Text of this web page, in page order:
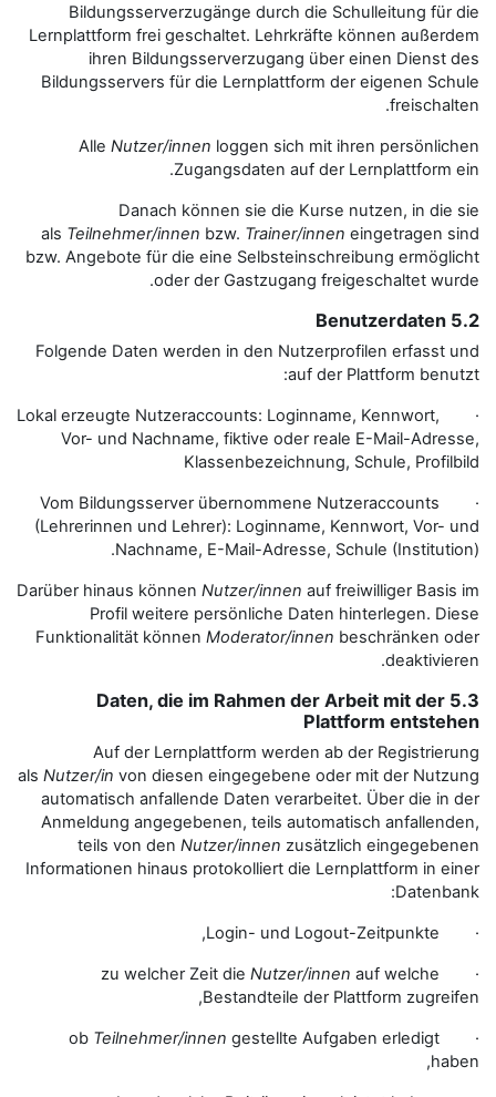
Bildungsserverzugänge
Lernplattform frei geschaltet.
ihren
Bildungsservers für die
AlleNutzer/innenloggen
Zugangsdaten
Danach können sie
alsTeilnehmer/innenbzw.
bzw. Angebote für die eine
oder der
Folgende Daten werden in den
· Lokal erzeugte Nutzeraccounts:
Vor- und Nachname, fiktive
· Vom Bildungsserver
(Lehrerinnen und Lehrer):
Nachname, E-Mail-
Darüber hinaus könnenNutzer/
Profil weitere
Funktionalität können
5.3 Daten, die im
Auf der Lernplattform
alsNutzer/invon diesen
automatisch anfallende Daten
Anmeldung angegebenen,
teils von denNutzer/innen
Informationen hinaus
Teilnehmer/innen